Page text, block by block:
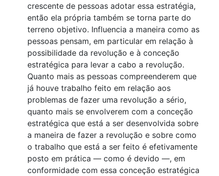
crescente de pessoas adotar essa estratégia,
então ela própria também se torna parte do
terreno objetivo. Influencia a maneira como as
pessoas pensam, em particular em relação à
possibilidade da revolução e à conceção
estratégica para levar a cabo a revolução.
Quanto mais as pessoas compreenderem que
já houve trabalho feito em relação aos
problemas de fazer uma revolução a sério,
quanto mais se envolverem com a conceção
estratégica que está a ser desenvolvida sobre
a maneira de fazer a revolução e sobre como
o trabalho que está a ser feito é efetivamente
posto em prática — como é devido —, em
conformidade com essa conceção estratégica